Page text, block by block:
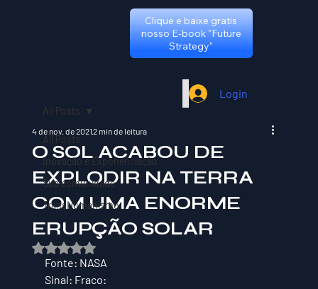
Clique e baixe gratis
nosso E-book "Future
Strategy"
Login
All Posts
Inovação e Exponenciação
Sua comunidade
TransHumanismo
All Posts
O SOL ACABOU DE
EXPLODIR NA TERRA
COM UMA ENORME
ERUPÇÃO SOLAR
4 de nov. de 20212 min de leitura
Avaliado com NaN de 5 estrelas.
Fonte: NASA
Sinal: Fraco: